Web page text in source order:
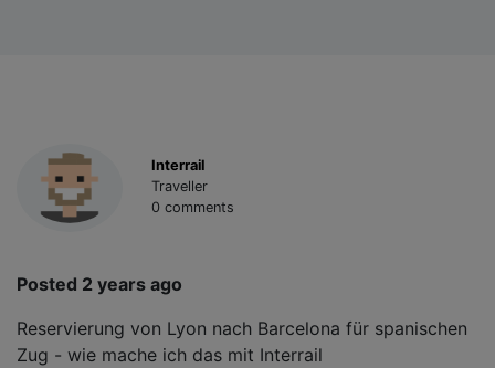
Interrail
Traveller
0 comments
Posted 2 years ago
Reservierung von Lyon nach Barcelona für spanischen
Zug - wie mache ich das mit Interrail